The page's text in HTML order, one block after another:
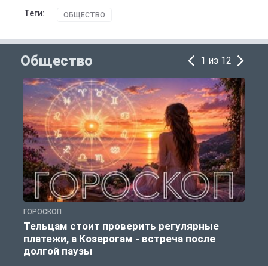
Теги: ОБЩЕСТВО
Общество 1 из 12
ГОРОСКОП
Тельцам стоит проверить регулярные
платежи, а Козерогам - встреча после
долгой паузы